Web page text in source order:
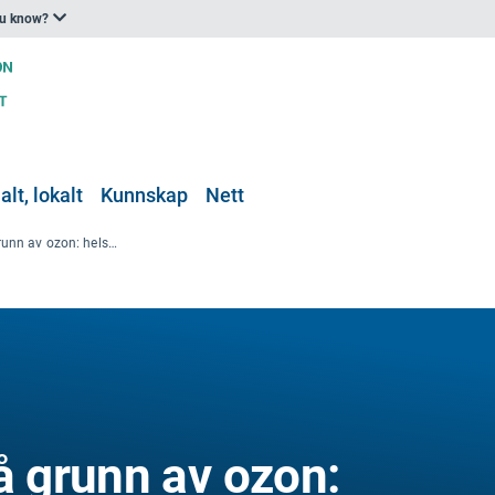
know?
lokalt Kunnskap Nett
Luftforureining på grunn av ozon: helseeffektar og effektar av klimaendringar (ingen ytterlegare oppdateringar)
av ozon: